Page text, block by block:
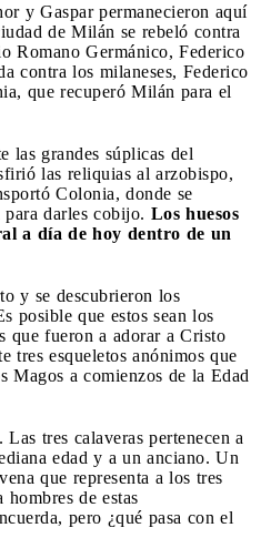
y Gaspar permanecieron aquí
de Milán se rebeló contra
Romano Germánico, Federico
contra los milaneses, Federico
que recuperó Milán para el
las grandes súplicas del
las reliquias al arzobispo,
Colonia, donde se
darles cobijo. Los huesos
a día de hoy dentro de un
y se descubrieron los
posible que estos sean los
que fueron a adorar a Cristo
tres esqueletos anónimos que
Magos a comienzos de la Edad
tres calaveras pertenecen a
edad y a un anciano. Un
que representa a los tres
hombres de estas
pero ¿qué pasa con el